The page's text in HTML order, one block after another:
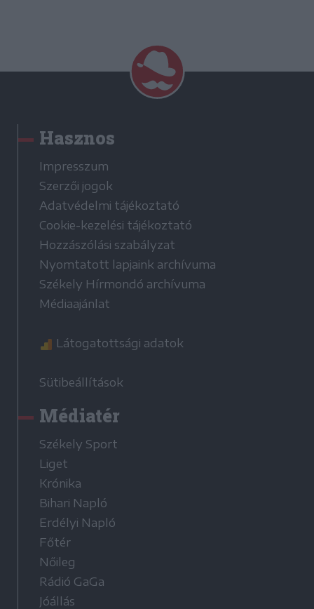
Hasznos
Impresszum
Szerzői jogok
Adatvédelmi tájékoztató
Cookie-kezelési tájékoztató
Hozzászólási szabályzat
Nyomtatott lapjaink archívuma
Székely Hírmondó archívuma
Médiaajánlat
Látogatottsági adatok
Sütibeállítások
Médiatér
Székely Sport
Liget
Krónika
Bihari Napló
Erdélyi Napló
Főtér
Nőileg
Rádió GaGa
Jóállás